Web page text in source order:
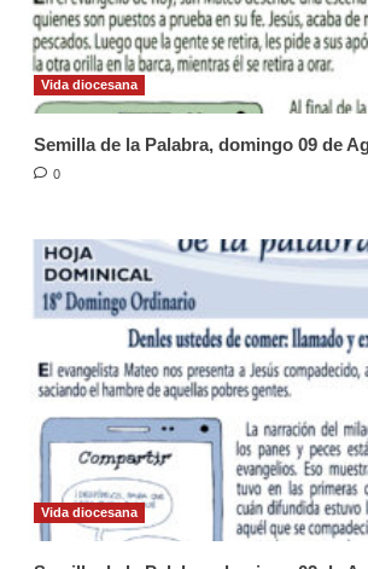
Vida diocesana
Semilla de la Palabra, domingo 09 de
0
Vida diocesana